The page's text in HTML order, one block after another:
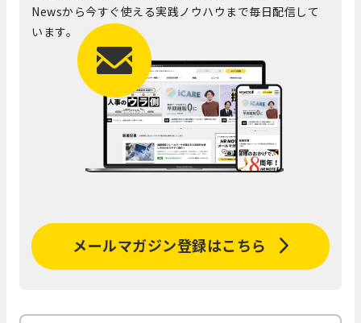
Newsから今すぐ使える実践ノウハウまで毎日配信して
います。
メールマガジン登録はこちら